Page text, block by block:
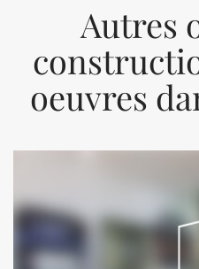
Autres
oeuvres